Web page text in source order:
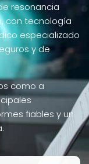
resonancia
con tecnología
especializado
y de
como a
fiables y un